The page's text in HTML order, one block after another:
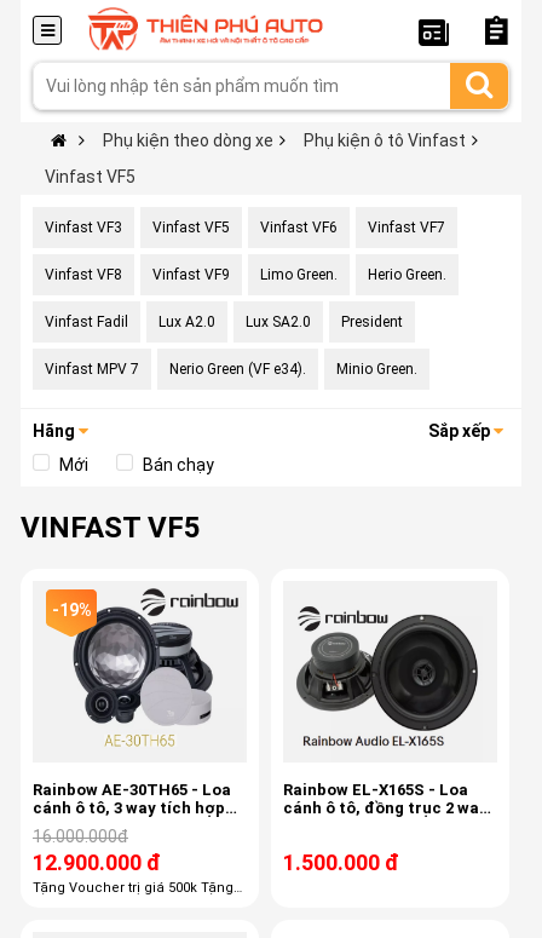
Phụ kiện theo dòng xe
Phụ kiện ô tô Vinfast
Vinfast VF5
Vinfast VF3 Vinfast VF5 Vinfast VF6 Vinfast VF7
Vinfast VF8 Vinfast VF9 Limo Green. Herio Green.
Vinfast Fadil Lux A2.0 Lux SA2.0 President
Vinfast MPV 7 Nerio Green (VF e34). Minio Green.
Hãng
Sắp xếp
Mới
Bán chạy
VINFAST VF5
-19%
Rainbow AE-30TH65 - Loa
cánh ô tô, 3 way tích hợp
mid-treb , 6.5 inch, 80/150w,
50-22khz, 87db
16.000.000đ
12.900.000 đ
Tặng Voucher trị giá 500k Tặng
Rainbow EL-X165S - Loa
cánh ô tô, đồng trục 2 way,
1.500.000 đ